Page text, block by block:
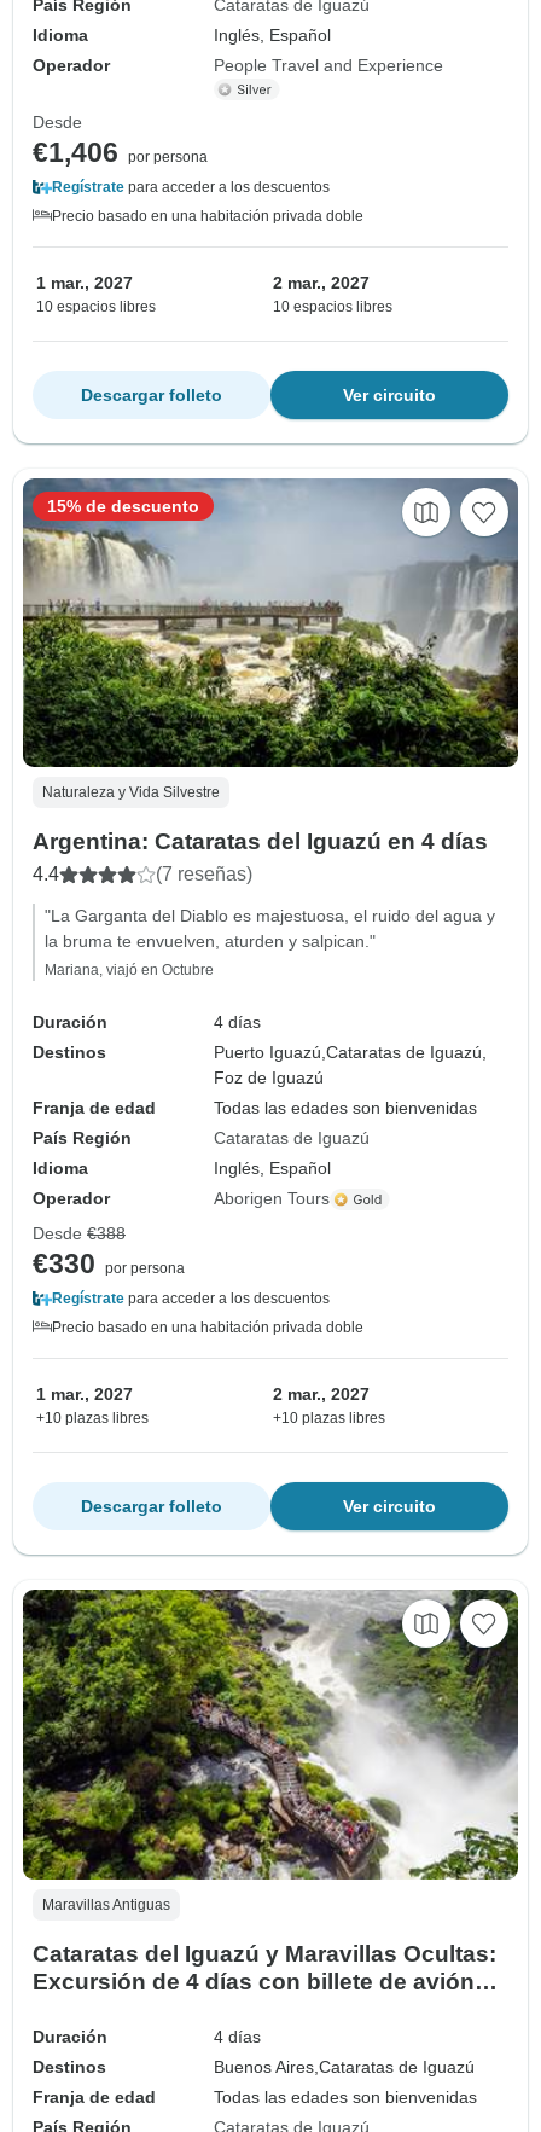
País Región
Cataratas de Iguazú
Idioma
Inglés, Español
Operador
People Travel and Experience
Desde
€1,406
por persona
Regístrate para acceder a los descuentos
Precio basado en una habitación privada doble
1 mar., 2027
10 espacios libres
2 mar., 2027
10 espacios libres
Ver circuito
Descargar folleto
Naturaleza y Vida Silvestre
Argentina: Cataratas del Iguazú en 4 días
4.4 (7 reseñas)
"La Garganta del Diablo es majestuosa, el ruido del agua y
la bruma te envuelven, aturden y salpican."
Mariana, viajó en Octubre
Duración
4 días
Destinos
Puerto Iguazú,Cataratas de Iguazú,
Foz de Iguazú
Franja de edad
Todas las edades son bienvenidas
País Región
Cataratas de Iguazú
Idioma
Inglés, Español
Operador
Aborigen Tours
15% de descuento
Desde €388
€330
por persona
Regístrate para acceder a los descuentos
Precio basado en una habitación privada doble
1 mar., 2027
+10 plazas libres
2 mar., 2027
+10 plazas libres
Ver circuito
Descargar folleto
Maravillas Antiguas
Cataratas del Iguazú y Maravillas Ocultas:
Excursión de 4 días con billete de avión
Duración
4 días
Destinos
Buenos Aires,Cataratas de Iguazú
Franja de edad
Todas las edades son bienvenidas
País Región
Cataratas de Iguazú